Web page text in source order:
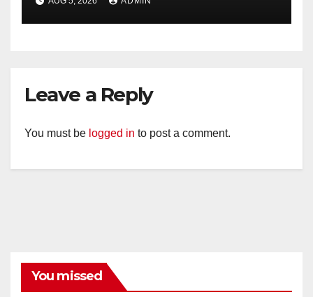
Timpik Hadiri Peringatan
HUT ke-81 Kemerdekaan RI
Leave a Reply
You must be logged in to post a comment.
You missed